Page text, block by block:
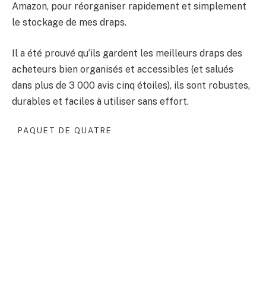
Amazon, pour réorganiser rapidement et simplement
le stockage de mes draps.
Il a été prouvé qu’ils gardent les meilleurs draps des
acheteurs bien organisés et accessibles (et salués
dans plus de 3 000 avis cinq étoiles), ils sont robustes,
durables et faciles à utiliser sans effort.
PAQUET DE QUATRE